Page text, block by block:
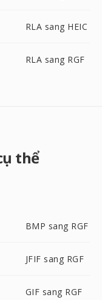
RLA sang HEIC
RLA sang RGF
thể
BMP sang RGF
JFIF sang RGF
GIF sang RGF